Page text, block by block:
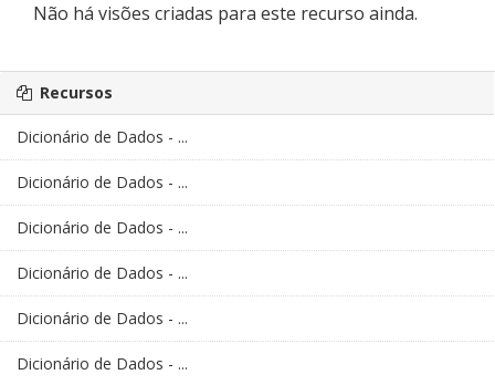
Não há visões criadas para este recurso ainda.
Recursos
Dicionário de Dados - ...
Dicionário de Dados - ...
Dicionário de Dados - ...
Dicionário de Dados - ...
Dicionário de Dados - ...
Dicionário de Dados - ...